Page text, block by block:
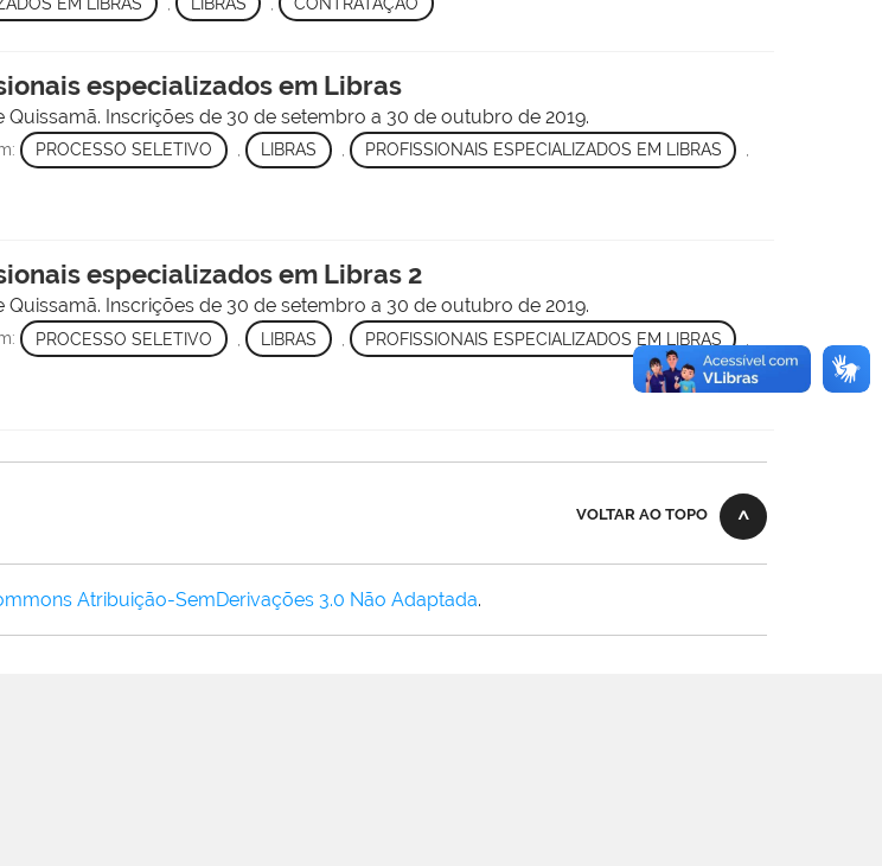
especializados em Libras
Inscrições de 30 de setembro a 30 de outubro de 2019.
PROCESSO SELETIVO , LIBRAS , PROFISSIONAIS ESPECIALIZADOS EM LIBRAS ,
especializados em Libras 2
Inscrições de 30 de setembro a 30 de outubro de 2019.
PROCESSO SELETIVO LIBRAS PROFISSIONAIS ESPECIALIZADOS EM LIBRAS
VOLTAR AO TOPO
Atribuição-SemDerivações 3.0 Não Adaptada.